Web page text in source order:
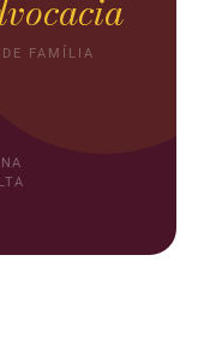
FAMÍLIA